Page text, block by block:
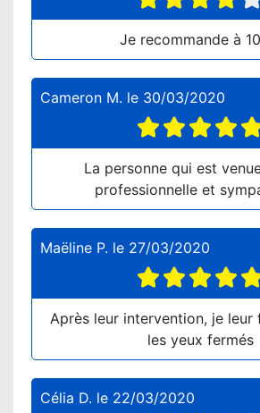
Je recommande à
Cameron M. le 30/03/2020
La personne qui est
professionnelle et
Maëline P. le 27/03/2020
Après leur intervention, je
les yeux fermés
Célia D. le 22/03/2020